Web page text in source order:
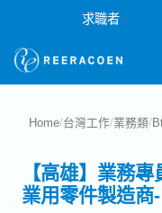
求職者
Home/台灣工作/業務類/
【高雄】業務
業用零件製造商-